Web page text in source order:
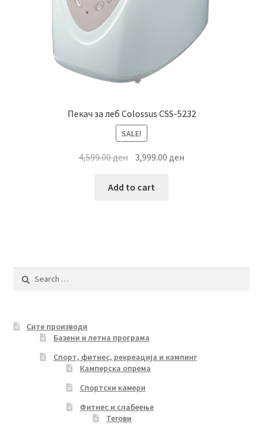
Пекач за леб Colossus CSS-5232
SALE!
4,599.00ден Original
was:
3,999.00ден
Add to cart
Сите производи
Базени и летна програма
Спорт, фитнес, рекреација и кампинг
Камперска опрема
Спортски камери
Фитнес и слабеење
Тегови